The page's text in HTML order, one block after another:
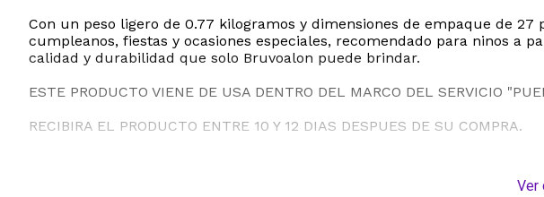
Con un peso ligero de 0.77 kilogramos y dimensiones de empaque de
cumpleanos, fiestas y ocasiones especiales, recomendado para ninos a
calidad y durabilidad que solo Bruvoalon puede brindar.
ESTE PRODUCTO VIENE DE USA DENTRO DEL MARCO DEL SERVICIO
RECIBIRA EL PRODUCTO ENTRE 10 Y 12 DIAS DESPUES DE SU COMPRA.
Ver